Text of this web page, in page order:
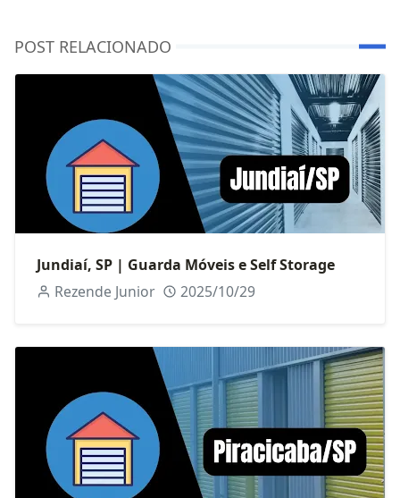
POST RELACIONADO
Jundiaí, SP | Guarda Móveis e Self Storage
Rezende Junior
2025/10/29